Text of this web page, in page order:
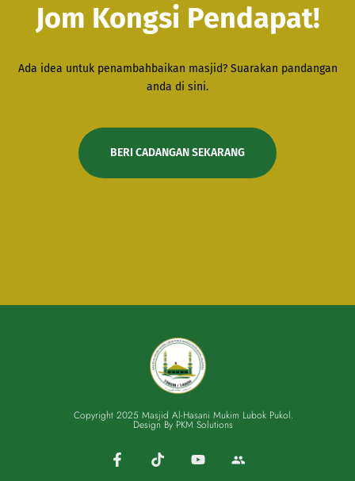
Jom Kongsi Pendapat!
Ada idea untuk penambahbaikan masjid? Suarakan pandangan
anda di sini.
BERI CADANGAN SEKARANG
Copyright 2025 Masjid Al-Hasani Mukim Lubok Pukol.
Design By PKM Solutions